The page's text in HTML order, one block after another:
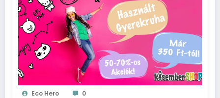
Eco Hero 0